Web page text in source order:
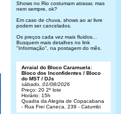
Shows no Rio costumam atrasar, mas
nem sempre, ok?
Em caso de chuva, shows ao ar livre
podem ser cancelados.
Os preços cada vez mais fluidos...
Busquem mais detalhes no link
"Informação", na postagem do mês.
Arraial do Bloco Caramuela:
Bloco dos Inconfidentes / Bloco
do MST / DJs
sábado, 01/08/2026
Preço: 20 2º lote
Horário: 15h
Quadra da Alegria de Copacabana
- Rua Frei Caneca, 239 - Catumbi